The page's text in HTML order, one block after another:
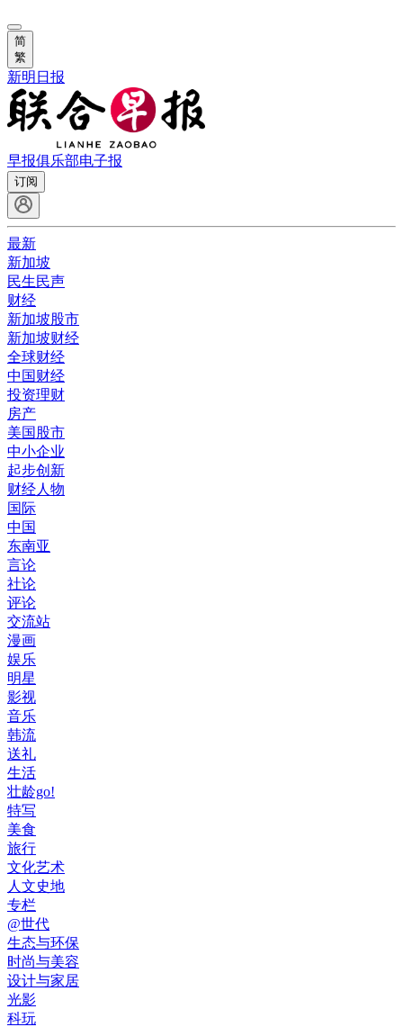
简
繁
新明日报
早报俱乐部电子报
订阅
最新
新加坡
民生民声
财经
新加坡股市
新加坡财经
全球财经
中国财经
投资理财
房产
美国股市
中小企业
起步创新
财经人物
国际
中国
东南亚
言论
社论
评论
交流站
漫画
娱乐
明星
影视
音乐
韩流
送礼
生活
壮龄go!
特写
美食
旅行
文化艺术
人文史地
专栏
@世代
生态与环保
时尚与美容
设计与家居
光影
科玩